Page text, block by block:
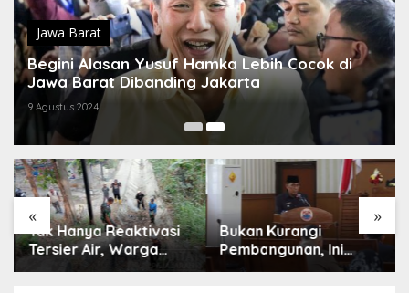
Jawa Barat
Begini Alasan Yusuf Hamka Lebih Cocok di
Jawa Barat Dibanding Jakarta
9 Agustus 2024
« »
Tak Hanya Reaktivasi
Tersier Air, Warga
Desa Ciburuy Inginkan
Bukan Kurangi
Pembangunan, Ini
Alasan Pemkot Cimahi